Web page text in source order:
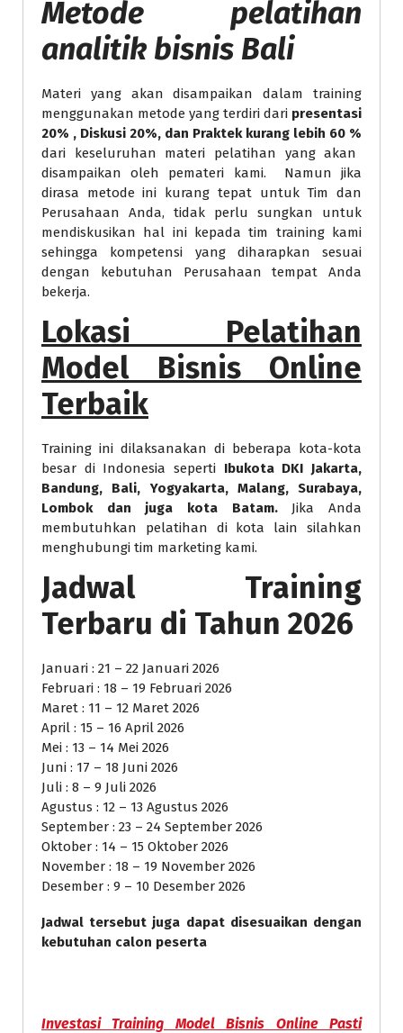
Metode pelatihan
analitik bisnis Bali
Materi yang akan disampaikan dalam training
menggunakan metode yang terdiri dari presentasi
20% , Diskusi 20%, dan Praktek kurang lebih 60 %
dari keseluruhan materi pelatihan yang akan
disampaikan oleh pemateri kami. Namun jika
dirasa metode ini kurang tepat untuk Tim dan
Perusahaan Anda, tidak perlu sungkan untuk
mendiskusikan hal ini kepada tim training kami
sehingga kompetensi yang diharapkan sesuai
dengan kebutuhan Perusahaan tempat Anda
bekerja.
Lokasi Pelatihan
Model Bisnis Online
Terbaik
Training ini dilaksanakan di beberapa kota-kota
besar di Indonesia seperti Ibukota DKI Jakarta,
Bandung, Bali, Yogyakarta, Malang, Surabaya,
Lombok dan juga kota Batam.Jika Anda
membutuhkan pelatihan di kota lain silahkan
menghubungi tim marketing kami.
Jadwal Training
Terbaru di Tahun 2026
Januari : 21 – 22 Januari 2026
Februari : 18 – 19 Februari 2026
Maret : 11 – 12 Maret 2026
April : 15 – 16 April 2026
Mei : 13 – 14 Mei 2026
Juni : 17 – 18 Juni 2026
Juli : 8 – 9 Juli 2026
Agustus : 12 – 13 Agustus 2026
September : 23 – 24 September 2026
Oktober : 14 – 15 Oktober 2026
November : 18 – 19 November 2026
Desember : 9 – 10 Desember 2026
Jadwal tersebut juga dapat disesuaikan dengan
kebutuhan calon peserta
Investasi Training Model Bisnis Online Pasti